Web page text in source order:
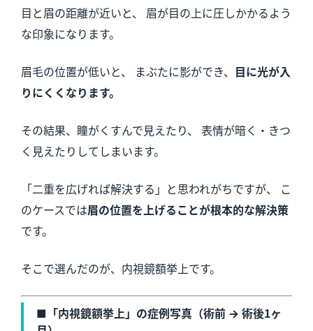
目と眉の距離が近いと、 眉が目の上に圧しかかるよう
な印象になります。
眉毛の位置が低いと、 まぶたに影ができ、 目に光が入
りにくくなります。
その結果、瞳がくすんで見えたり、 表情が暗く・きつ
く見えたりしてしまいます。
「二重を広げれば解決する」と思われがちですが、 こ
のケースでは眉の位置を上げることが根本的な解決策
です。
そこで選んだのが、内視鏡額挙上です。
■「内視鏡額挙上」の症例写真（術前 → 術後1ヶ